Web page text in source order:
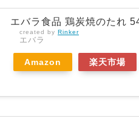
エバラ食品 鶏炭焼のたれ
created by Rinker
エバラ
Amazon 楽天市場